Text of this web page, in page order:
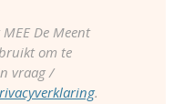
De Meent
om te
vraag /
.